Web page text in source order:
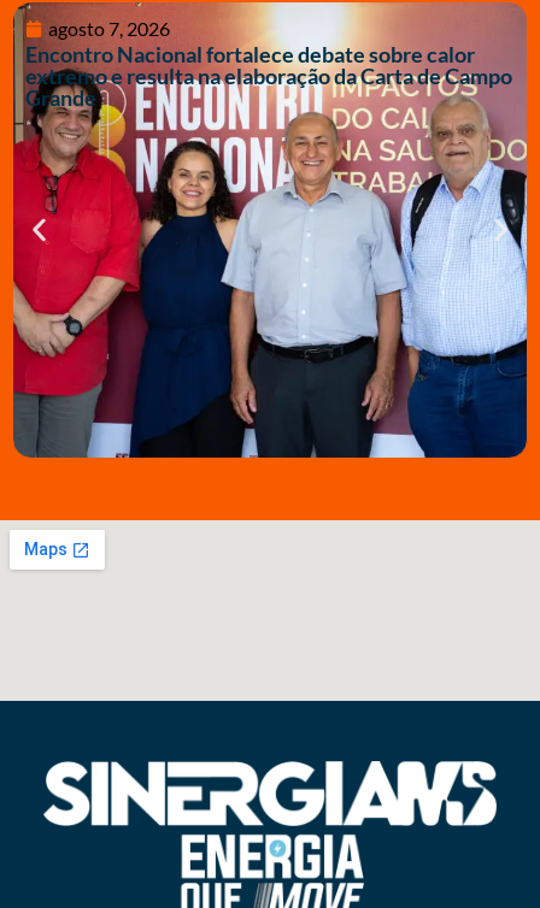
agosto 7, 2026
Encontro Nacional fortalece debate sobre calor
extremo e resulta na elaboração da Carta de Campo
Grande